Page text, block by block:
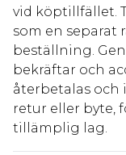
vid köptillfället.
som en separat
beställning.
bekräftar och
återbetalas och
retur eller byte,
tillämplig lag.